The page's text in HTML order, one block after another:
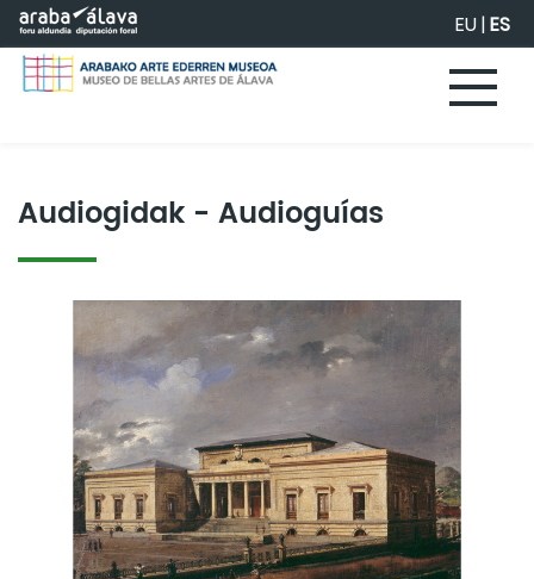
Saltar al contenido principal EU|ES
Audiogidak - Audioguías